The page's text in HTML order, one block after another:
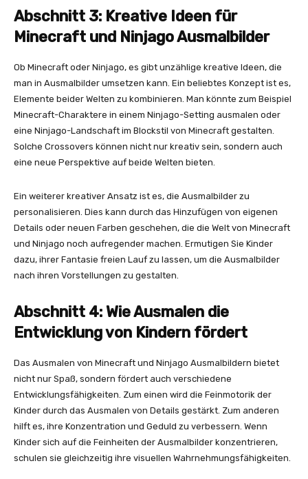
Abschnitt 3: Kreative Ideen für
Minecraft und Ninjago Ausmalbilder
Ob Minecraft oder Ninjago, es gibt unzählige kreative Ideen, die
man in Ausmalbilder umsetzen kann. Ein beliebtes Konzept ist es,
Elemente beider Welten zu kombinieren. Man könnte zum Beispiel
Minecraft-Charaktere in einem Ninjago-Setting ausmalen oder
eine Ninjago-Landschaft im Blockstil von Minecraft gestalten.
Solche Crossovers können nicht nur kreativ sein, sondern auch
eine neue Perspektive auf beide Welten bieten.
Ein weiterer kreativer Ansatz ist es, die Ausmalbilder zu
personalisieren. Dies kann durch das Hinzufügen von eigenen
Details oder neuen Farben geschehen, die die Welt von Minecraft
und Ninjago noch aufregender machen. Ermutigen Sie Kinder
dazu, ihrer Fantasie freien Lauf zu lassen, um die Ausmalbilder
nach ihren Vorstellungen zu gestalten.
Abschnitt 4: Wie Ausmalen die
Entwicklung von Kindern fördert
Das Ausmalen von Minecraft und Ninjago Ausmalbildern bietet
nicht nur Spaß, sondern fördert auch verschiedene
Entwicklungsfähigkeiten. Zum einen wird die Feinmotorik der
Kinder durch das Ausmalen von Details gestärkt. Zum anderen
hilft es, ihre Konzentration und Geduld zu verbessern. Wenn
Kinder sich auf die Feinheiten der Ausmalbilder konzentrieren,
schulen sie gleichzeitig ihre visuellen Wahrnehmungsfähigkeiten.